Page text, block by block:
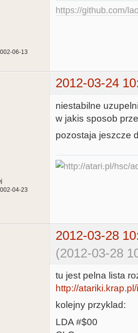
06-13
https://github.com/
2012-03-24
04-23
niestabilne
w jakis sposob
pozostaja jeszcze
2012-03-28
(2012-03-28
tu jest pelna lista
http://
kolejny przyklad:
LDA #$00